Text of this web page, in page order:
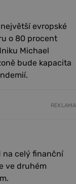
evropské
o 80 procent
Michael
bude kapacita
REKLAMA
na celý finanční
ve druhém